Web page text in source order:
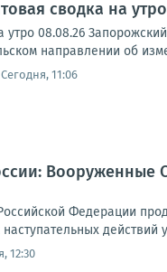
сводка на
утро 08.08.26
направлении об
Сегодня, 11:06
Вооруженные
Федерации
наступательных
12:30